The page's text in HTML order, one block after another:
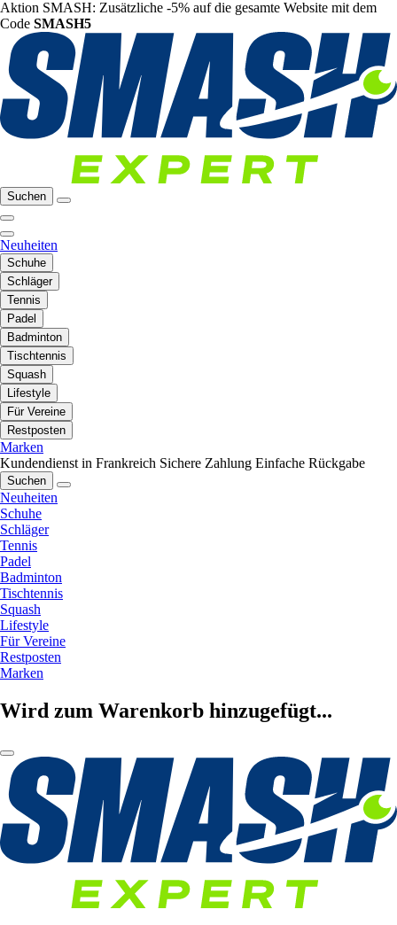
Aktion SMASH: Zusätzliche -5% auf die gesamte Website mit dem
Code SMASH5
Suchen
Neuheiten
Schuhe
Schläger
Tennis
Padel
Badminton
Tischtennis
Squash
Lifestyle
Für Vereine
Restposten
Marken
Kundendienst in Frankreich Sichere Zahlung Einfache Rückgabe
Suchen
Neuheiten
Schuhe
Schläger
Tennis
Padel
Badminton
Tischtennis
Squash
Lifestyle
Für Vereine
Restposten
Marken
Wird zum Warenkorb hinzugefügt...